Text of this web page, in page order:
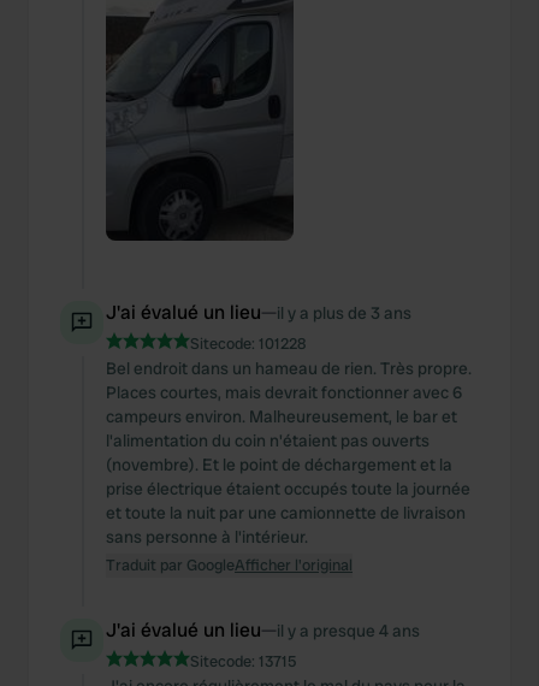
J'ai évalué un lieu—il y a plus de 3 ans
Sitecode: 101228
Bel endroit dans un hameau de rien. Très propre.
Places courtes, mais devrait fonctionner avec 6
campeurs environ. Malheureusement, le bar et
l'alimentation du coin n'étaient pas ouverts
(novembre). Et le point de déchargement et la
prise électrique étaient occupés toute la journée
et toute la nuit par une camionnette de livraison
sans personne à l'intérieur.
Traduit par GoogleAfficher l'original
J'ai évalué un lieu—il y a presque 4 ans
Sitecode: 13715